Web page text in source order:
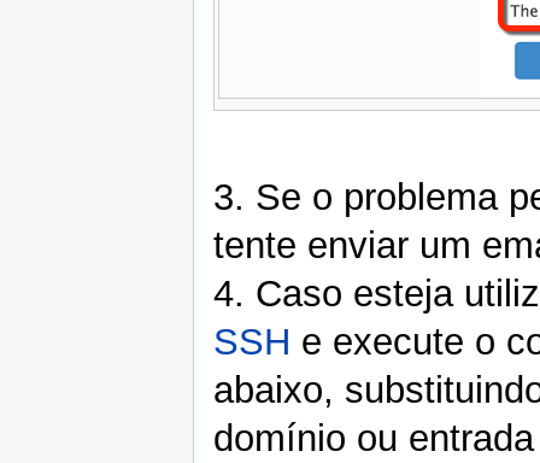
3. Se o problema
tente enviar um
4. Caso esteja
SSH e execute o
abaixo,
domínio ou